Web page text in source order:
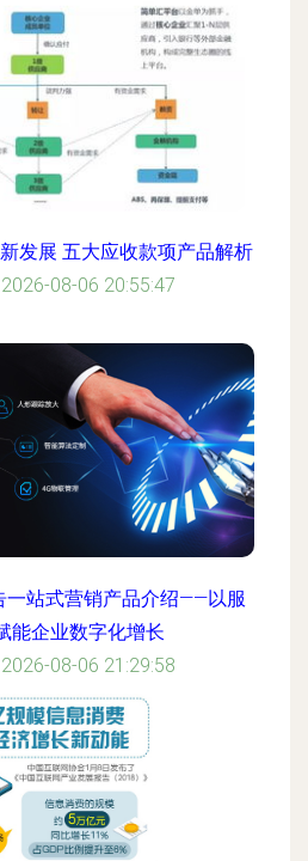
发展 五大应收款项产品解析
08-06 20:55:47
一站式营销产品介绍——以服
能企业数字化增长
08-06 21:29:58